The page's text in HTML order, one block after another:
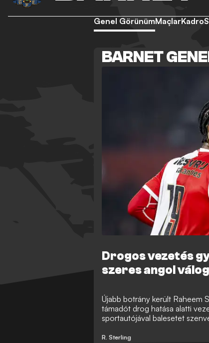
Genel GörünümMaçlarKadro
BARNET
Drogos vezetés
szeres angol
Újabb botrány került Raheem
támadót drog hatása alatti
sportautójával balesetet
klub nélküli jövője is egyre
R. Sterling